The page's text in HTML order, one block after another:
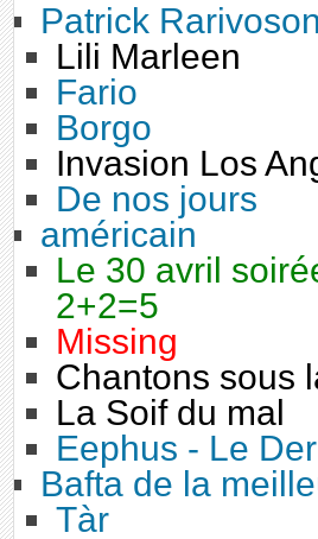
Patrick
Lili Marleen
Fario
Borgo
Invasion Los
De nos jours
américain
Le 30 avril
2+2=5
Missing
Chantons sous
La Soif du mal
Eephus - Le
Bafta de la
Tàr